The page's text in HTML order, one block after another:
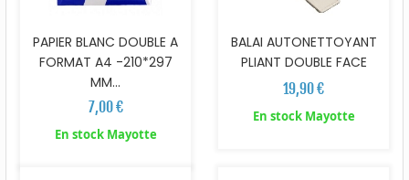
PAPIER BLANC DOUBLE A
FORMAT A4 -210*297
MM...
7,00 €
En stock Mayotte
BALAI AUTONETTOYANT
PLIANT DOUBLE FACE
19,90 €
En stock Mayotte